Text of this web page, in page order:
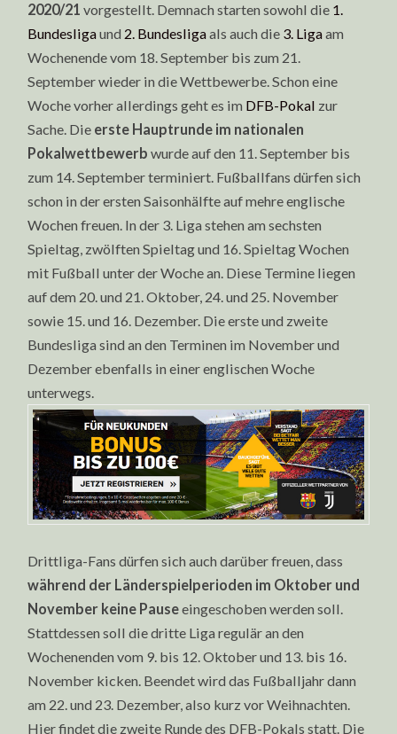
2020/21 vorgestellt. Demnach starten sowohl die 1.
Bundesligaund 2. Bundesligaals auch die 3. Ligaam
Wochenende vom 18. September bis zum 21.
September wieder in die Wettbewerbe. Schon eine
Woche vorher allerdings geht es im DFB-Pokal zur
Sache. Die erste Hauptrunde im nationalen
Pokalwettbewerb wurde auf den 11. September bis
zum 14. September terminiert. Fußballfans dürfen sich
schon in der ersten Saisonhälfte auf mehre englische
Wochen freuen. In der 3. Liga stehen am sechsten
Spieltag, zwölften Spieltag und 16. Spieltag Wochen
mit Fußball unter der Woche an. Diese Termine liegen
auf dem 20. und 21. Oktober, 24. und 25. November
sowie 15. und 16. Dezember. Die erste und zweite
Bundesliga sind an den Terminen im November und
Dezember ebenfalls in einer englischen Woche
unterwegs.
Drittliga-Fans dürfen sich auch darüber freuen, dass
während der Länderspielperioden im Oktober und
November keine Pauseeingeschoben werden soll.
Stattdessen soll die dritte Liga regulär an den
Wochenenden vom 9. bis 12. Oktober und 13. bis 16.
November kicken. Beendet wird das Fußballjahr dann
am 22. und 23. Dezember, also kurz vor Weihnachten.
Hier findet die zweite Runde des DFB-Pokals statt. Die